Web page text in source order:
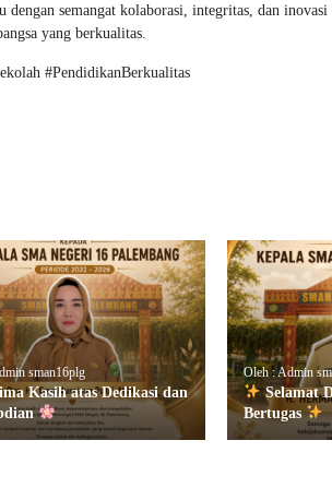
dengan semangat kolaborasi, integritas, dan
yang berkualitas.
#PendidikanBerkualitas
sman16plg
Kasih atas Dedikasi dan
Oleh : Admin
Selamat
Bertugas